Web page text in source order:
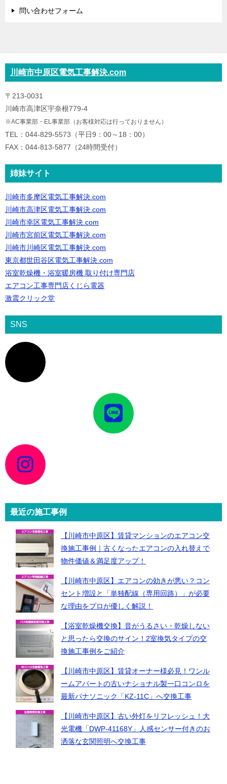
問い合わせフォーム
川崎市中原区電気工事解決.com
〒213-0031
川崎市高津区宇奈根779-4
※AC事業部・EL事業部（お客様対応は行っておりません）
TEL：044-829-5573（平日9：00～18：00）
FAX：044-813-5877（24時間受付）
姉妹サイト
川崎市多摩区電気工事解決.com
川崎市高津区電気工事解決.com
川崎市幸区電気工事解決.com
川崎市宮前区電気工事解決.com
川崎市川崎区電気工事解決.com
東京都世田谷区電気工事解決.com
浴室乾燥機・浴室暖房機 取り付け専門店
エアコン工事専門店くじら電器
激震クリック堂
SNS
イ
コ
ン
リ
イ
コ
ン
リ
イ
コ
ン
リ
最近の施工事例
【川崎市中原区】賃貸マンションのエアコン交
換施工事例｜古くなったエアコンの入れ替えで
物件価値＆満足度アップ！
【川崎市中原区】エアコンの効きが悪い？コン
セント増設と「単独配線（専用回路）」が必要
な理由をプロが優しく解説！
【浴室乾燥機交換】音がうるさい・乾燥しない
と思ったら交換のサイン！2室換気タイプの交
換施工事例をご紹介
【川崎市中原区】賃貸オーナー様必見！ワンル
ームアパートの古いナショナル製一口コンロを
最新パナソニック「KZ-11C」へ交換工事
【川崎市中原区】古い外灯をリフレッシュ！大
光電機「DWP-41168Y」人感センサー付きのお
洒落な玄関照明へ交換工事